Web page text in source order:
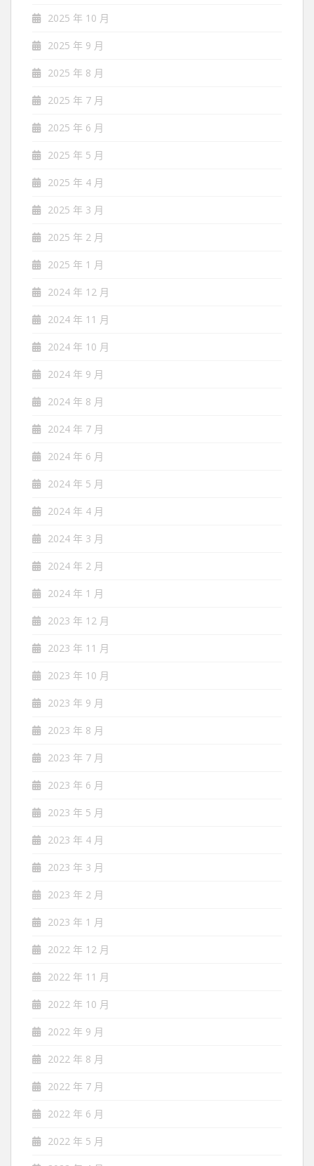
2025 年 10 月
2025 年 9 月
2025 年 8 月
2025 年 7 月
2025 年 6 月
2025 年 5 月
2025 年 4 月
2025 年 3 月
2025 年 2 月
2025 年 1 月
2024 年 12 月
2024 年 11 月
2024 年 10 月
2024 年 9 月
2024 年 8 月
2024 年 7 月
2024 年 6 月
2024 年 5 月
2024 年 4 月
2024 年 3 月
2024 年 2 月
2024 年 1 月
2023 年 12 月
2023 年 11 月
2023 年 10 月
2023 年 9 月
2023 年 8 月
2023 年 7 月
2023 年 6 月
2023 年 5 月
2023 年 4 月
2023 年 3 月
2023 年 2 月
2023 年 1 月
2022 年 12 月
2022 年 11 月
2022 年 10 月
2022 年 9 月
2022 年 8 月
2022 年 7 月
2022 年 6 月
2022 年 5 月